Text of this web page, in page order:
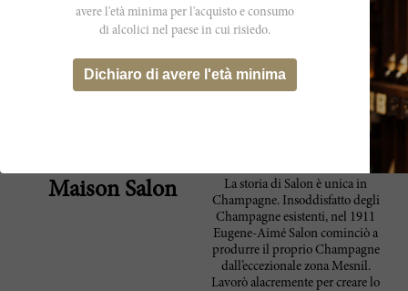
Spectator
seamlessly integrated structure, offering
subtly layered flavors of ripe white peach,
black raspberry fruit, lemon meringue pie,
pickled ginger and blanched almond. Drink
now through 2028. 210 cases imported. –AN
Maison Salon
La storia di Salon è unica in
Champagne. Insoddisfatto degli
Champagne esistenti, nel 1911
Eugene-Aimé Salon cominciò a
produrre il proprio Champagne
dall’eccezionale zona Mesnil.
Lavorò alacremente per creare lo
avere l'età minima per l'acquisto e consumo
di alcolici nel paese in cui risiedo.
Dichiaro di avere l'età minima